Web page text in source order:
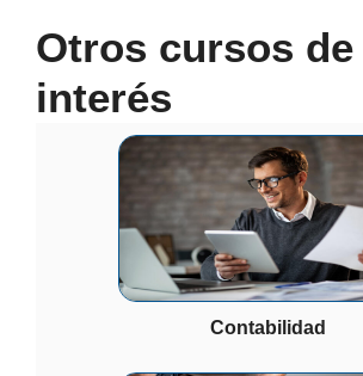
Otros cursos de
interés
Contabilidad